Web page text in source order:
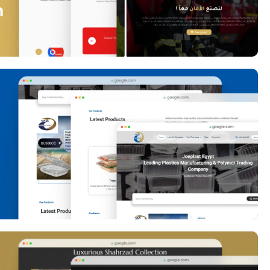
Joeplast Website